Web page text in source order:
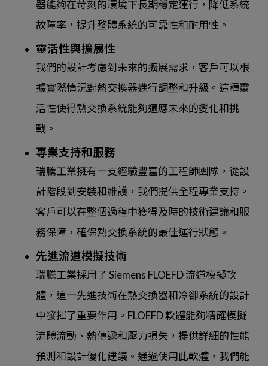
器能夠在苛刻的環境下長期穩定運行，降低系統
故障率，提升整體系統的可靠性和耐用性。
靈活性與擴展性
我們的設計考慮到未來的擴展需求，客戶可以根
據實際情況對熱交換器進行調整和升級。這種靈
活性使得熱交換系統能夠適應未來的變化和挑
戰。
專業支持和服務
瑞騰工業擁有一支經驗豐富的工程師團隊，從設
計階段到安裝和維護，我們提供全程專業支持。
客戶可以在整個過程中獲得及時的技術建議和服
務保障，確保熱交換系統的最佳運行狀態。
先進流道模擬技術
瑞騰工業採用了 Siemens FLOEFD 流道模擬軟
體，這一先進技術在熱交換器和冷卻系統的設計
中發揮了重要作用。FLOEFD 軟體能夠精確模擬
流體流動、熱傳遞和壓力損失，提供詳細的性能
預測和設計優化建議。通過使用此軟體，我們能